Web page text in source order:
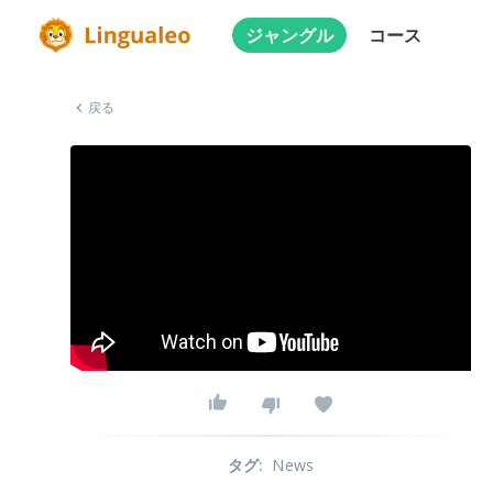
ジャングル コース
戻る
タグ: News